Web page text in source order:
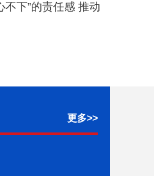
下”的责任感 推动
更多>>